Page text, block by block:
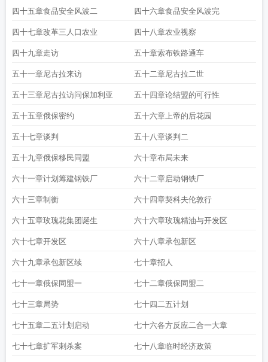
四十五章食品安全风波二 四十六章食品安全风波完
四十七章改革三人口农业 四十八章农业视察
四十九章走访 五十章索布铁路通车
五十一章尼古拉来访 五十二章尼古拉二世
五十三章尼古拉访问保加利亚 五十四章论结盟的可行性
五十五章俄保密约 五十六章上帝的后花园
五十七章谈判 五十八章谈判二
五十九章俄保移民同盟 六十章布局未来
六十一章计划筹建钢铁厂 六十二章启动钢铁厂
六十三章制衡 六十四章契科夫伦敦行
六十五章玫瑰花集团诞生 六十六章玫瑰精油与开发区
六十七章开发区 六十八章承包新区
六十九章承包新区续 七十章招人
七十一章俄保同盟一 七十二章俄保同盟二
七十三章局势 七十四二五计划
七十五章二五计划启动 七十六各方反应二合一大章
七十七章扩军刺杀案 七十八章临时经济政策